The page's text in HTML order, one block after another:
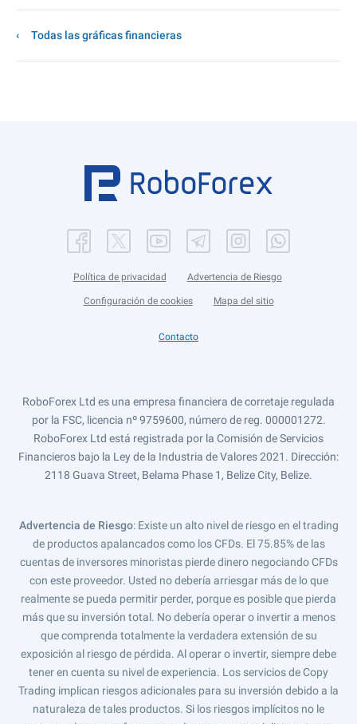
Todas las gráficas financieras
Política de privacidad Advertencia de Riesgo
Configuración de cookies Mapa del sitio
Contacto
RoboForex Ltd es una empresa financiera de corretaje regulada
por la FSC, licencia nº 9759600, número de reg. 000001272.
RoboForex Ltd está registrada por la Comisión de Servicios
Financieros bajo la Ley de la Industria de Valores 2021. Dirección:
2118 Guava Street, Belama Phase 1, Belize City, Belize.
Advertencia de Riesgo: Existe un alto nivel de riesgo en el trading
de productos apalancados como los CFDs. El 75.85% de las
cuentas de inversores minoristas pierde dinero negociando CFDs
con este proveedor. Usted no debería arriesgar más de lo que
realmente se pueda permitir perder, porque es posible que pierda
más que su inversión total. No debería operar o invertir a menos
que comprenda totalmente la verdadera extensión de su
exposición al riesgo de pérdida. Al operar o invertir, siempre debe
tener en cuenta su nivel de experiencia. Los servicios de Copy
Trading implican riesgos adicionales para su inversión debido a la
naturaleza de tales productos. Si los riesgos implícitos no le